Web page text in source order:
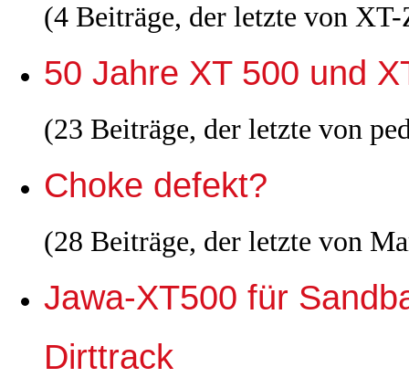
(4 Beiträge, der letzte von
50 Jahre XT 500 und
(23 Beiträge, der letzte von
Choke defekt?
(28 Beiträge, der letzte von
Jawa-XT500 für
Dirttrack